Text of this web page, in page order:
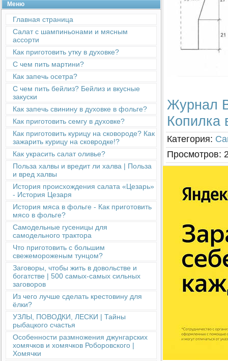
Меню
Главная страница
Салат с шампиньонами и мясным
ассорти
Как приготовить утку в духовке?
С чем пить мартини?
Как запечь осетра?
С чем пить бейлиз? Бейлиз и вкусные
закуски
Как запечь свинину в духовке в фольге?
Как приготовить семгу в духовке?
Как приготовить курицу на сковороде? Как
зажарить курицу на сковродке!?
Как украсить салат оливье?
Польза халвы и вредит ли халва | Польза
и вред халвы
История происхождения салата «Цезарь»
- История Цезаря
История мяса в фольге - Как приготовить
мясо в фольге?
Cамодельные гусеницы для
самодельного трактора
Что приготовить с большим
свежемороженым тунцом?
Заговоры, чтобы жить в довольстве и
богатстве | 500 самых-самых сильных
заговоров
Из чего лучше сделать крестовину для
ёлки?
УЗЛЫ, ПОВОДКИ, ЛЕСКИ | Тайны
рыбацкого счастья
Особенности размножения джунгарских
хомячков и хомячков Роборовского |
Хомячки
Журнал
Копилка
Категория:
Просмотров: